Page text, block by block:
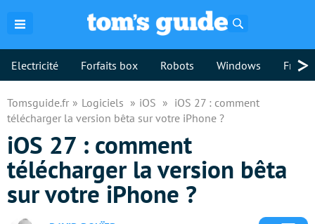
Electricité Forfaits box Robots Windows >
Tomsguide.fr Logiciels iOS
iOS 27 : comment
télécharger la version bêta sur votre iPhone ?
iOS 27 : comment
télécharger la version bêta
sur votre iPhone ?